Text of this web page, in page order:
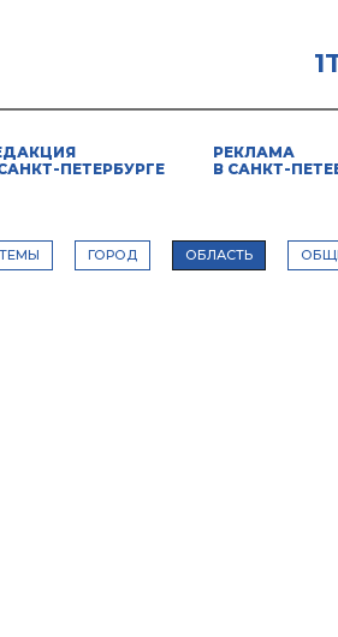
ПЕТЕРБУРГЕ
РЕКЛАМА
В САНКТ-
ГОРОД ОБЛАСТЬ